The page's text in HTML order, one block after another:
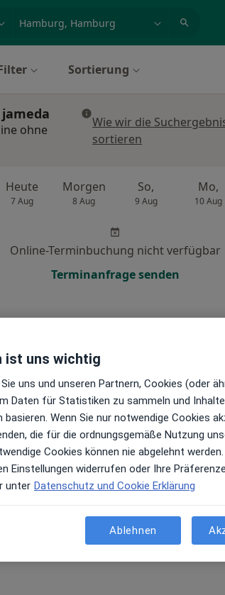
Sortierung
ohne
Wie wir die
sortieren
Heute
7 Aug
Morgen
8 Aug
So,
9 Aug
Mo,
10 Aug
Online-Terminbuchung nicht verfügbar
Terminanfrage senden
Heute
7 Aug
Morgen
8 Aug
So,
9 Aug
Mo,
10 Aug
Online-Terminbuchung nicht verfügbar
Terminanfrage senden
ist uns wichtig
uns und unseren Partnern, Cookies (oder
Daten für Statistiken zu sammeln und
Wenn Sie nur notwendige Cookies
die für die ordnungsgemäße Nutzung
Cookies können nie abgelehnt werden.
Einstellungen widerrufen oder Ihre
unter Datenschutz und Cookie Erklärung
Ablehnen